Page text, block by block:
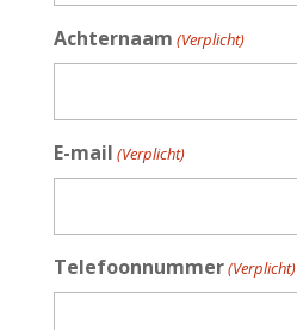
Achternaam (Verplicht)
E-mail (Verplicht)
Telefoonnummer(Verplicht)